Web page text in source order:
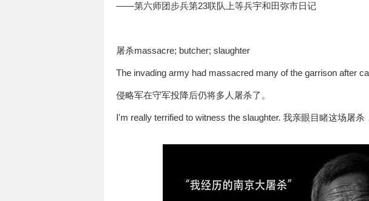
——第六师团步兵第23联队上等兵宇和田弥市日记
屠杀massacre; butcher; slaughter
The invading army had massacred many of the garrison after
侵略军在守军投降后仍将多人屠杀了。
I'm really terrified to witness the slaughter. 我亲眼目睹这场屠杀